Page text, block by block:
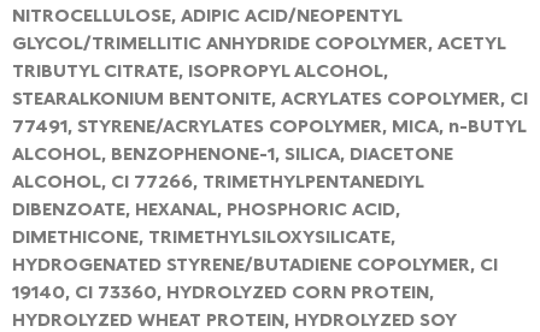
NITROCELLULOSE, ADIPIC ACID/NEOPENTYL
GLYCOL/TRIMELLITIC ANHYDRIDE COPOLYMER, ACETYL
TRIBUTYL CITRATE, ISOPROPYL ALCOHOL,
STEARALKONIUM BENTONITE, ACRYLATES COPOLYMER, CI
77491, STYRENE/ACRYLATES COPOLYMER, MICA, n-BUTYL
ALCOHOL, BENZOPHENONE-1, SILICA, DIACETONE
ALCOHOL, CI 77266, TRIMETHYLPENTANEDIYL
DIBENZOATE, HEXANAL, PHOSPHORIC ACID,
DIMETHICONE, TRIMETHYLSILOXYSILICATE,
HYDROGENATED STYRENE/BUTADIENE COPOLYMER, CI
19140, CI 73360, HYDROLYZED CORN PROTEIN,
HYDROLYZED WHEAT PROTEIN, HYDROLYZED SOY